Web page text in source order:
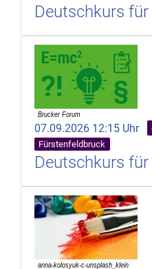
Deutschkurs
07.09.2026 12:15 Uhr
Fürstenfeldbruck
Deutschkurs